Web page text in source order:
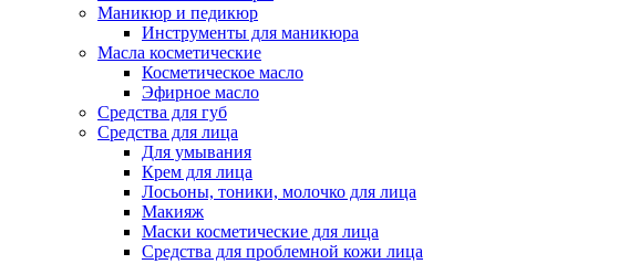
Маникюр и педикюр
Инструменты для маникюра
Масла косметические
Косметическое масло
Эфирное масло
Средства для губ
Средства для лица
Для умывания
Крем для лица
Лосьоны, тоники, молочко для лица
Макияж
Маски косметические для лица
Средства для проблемной кожи лица